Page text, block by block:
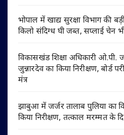
भोपाल में खाद्य सुरक्षा विभाग की
किलो संदिग्ध घी जब्त, सप्लाई चेन
विकासखंड शिक्षा अधिकारी ओ.पी.
जुन्नारदेव का किया निरीक्षण, बोर्ड
मंत्र
झाबुआ में जर्जर तालाब पुलिया का
किया निरीक्षण, तत्काल मरम्मत के